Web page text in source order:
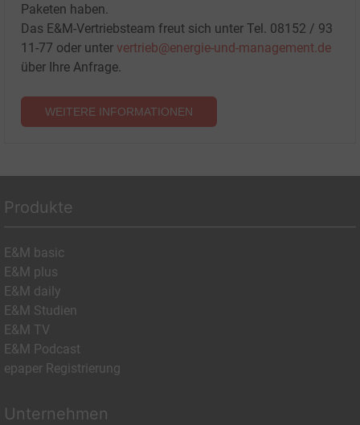
Paketen haben.
Das E&M-Vertriebsteam freut sich unter Tel. 08152 / 93
11-77 oder unter vertrieb@energie-und-management.de
über Ihre Anfrage.
WEITERE INFORMATIONEN
Produkte
E&M basic
E&M plus
E&M daily
E&M Studien
E&M TV
E&M Podcast
epaper Registrierung
Unternehmen